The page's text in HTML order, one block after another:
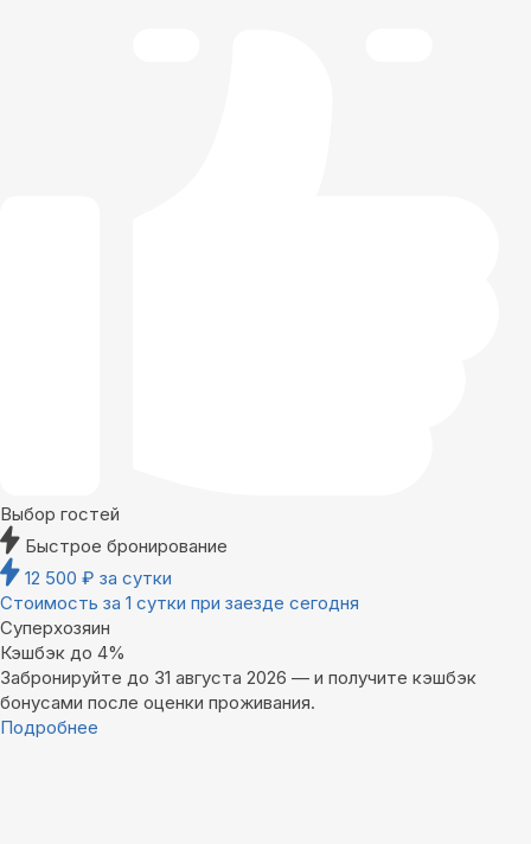
Выбор гостей
Быстрое бронирование
12 500 ₽ за сутки
Стоимость за 1 сутки при заезде сегодня
Суперхозяин
Кэшбэк до 4%
Забронируйте до 31 августа 2026 — и получите кэшбэк
бонусами после оценки проживания.
Подробнее